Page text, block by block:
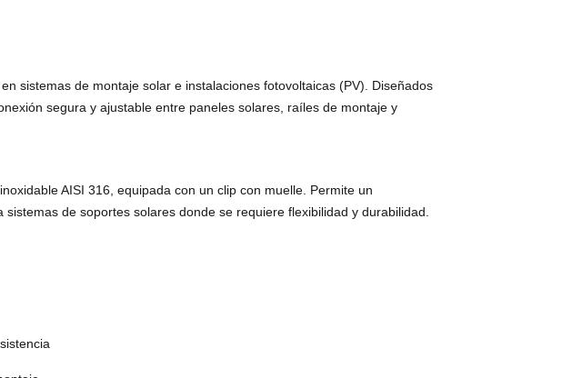
sistemas de montaje solar e instalaciones fotovoltaicas (PV). Diseñados
segura y ajustable entre paneles solares, raíles de montaje y
AISI 316, equipada con un clip con muelle. Permite un
de soportes solares donde se requiere flexibilidad y durabilidad.